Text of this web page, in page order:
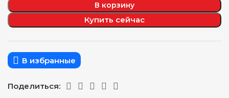
В корзину
Купить сейчас
В избранные
Поделиться: